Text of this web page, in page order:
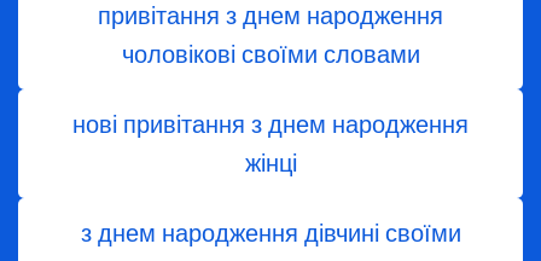
привітання з днем народження
чоловікові своїми словами
нові привітання з днем народження
жінці
з днем ​​народження дівчині своїми